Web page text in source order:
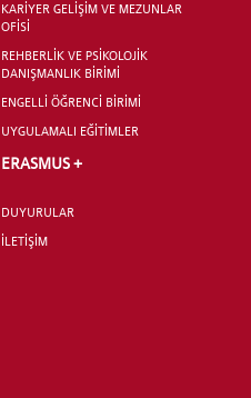
KARİYER GELİŞİM VE MEZUNLAR
OFİSİ
REHBERLİK VE PSİKOLOJİK
DANIŞMANLIK BİRİMİ
ENGELLİ ÖĞRENCİ BİRİMİ
UYGULAMALI EĞİTİMLER
ERASMUS +
DUYURULAR
İLETİŞİM